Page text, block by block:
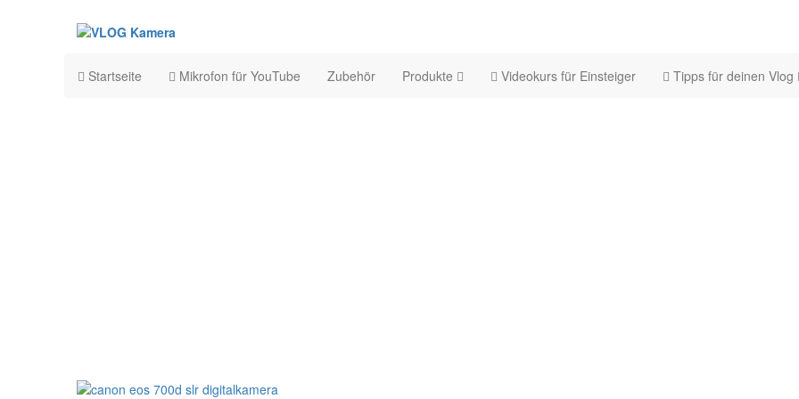
Startseite Mikrofon für YouTube Zubehör Produkte Videokurs für Einsteiger Tipps für deinen Vlog